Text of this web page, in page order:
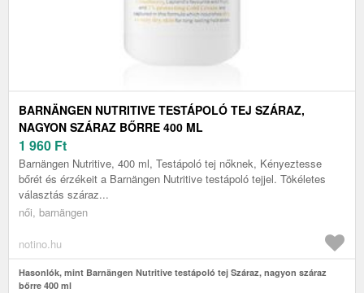
BARNÄNGEN NUTRITIVE TESTÁPOLÓ TEJ SZÁRAZ,
NAGYON SZÁRAZ BŐRRE 400 ML
1 960 Ft
Barnängen Nutritive, 400 ml, Testápoló tej nőknek, Kényeztesse
bőrét és érzékeit a Barnängen Nutritive testápoló tejjel. Tökéletes
választás száraz...
női, barnängen
notino.hu
Hasonlók, mint Barnängen Nutritive testápoló tej Száraz, nagyon száraz
bőrre 400 ml